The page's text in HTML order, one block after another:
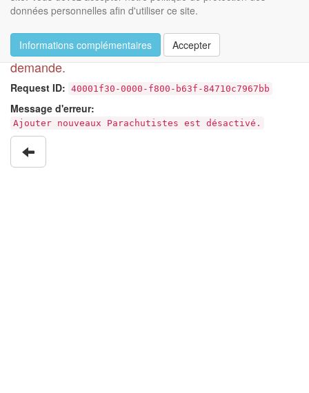
données personnelles afin d'utiliser ce site.
Informations complémentaires Accepter
Erreur
Une erreur s'est produite lors du traitement de votre
demande.
Request ID: 40001f30-0000-f800-b63f-84710c7967bb
Message d'erreur:
Ajouter nouveaux Parachutistes est désactivé.